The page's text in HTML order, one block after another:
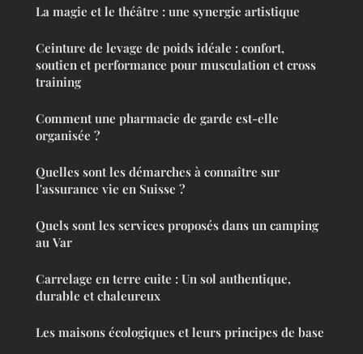
La magie et le théâtre : une synergie artistique
Ceinture de levage de poids idéale : confort,
soutien et performance pour musculation et cross
training
Comment une pharmacie de garde est-elle
organisée ?
Quelles sont les démarches à connaître sur
l'assurance vie en Suisse ?
Quels sont les services proposés dans un camping
au Var
Carrelage en terre cuite : Un sol authentique,
durable et chaleureux
Les maisons écologiques et leurs principes de base